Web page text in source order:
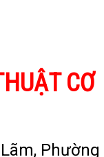
CƠ
Phường